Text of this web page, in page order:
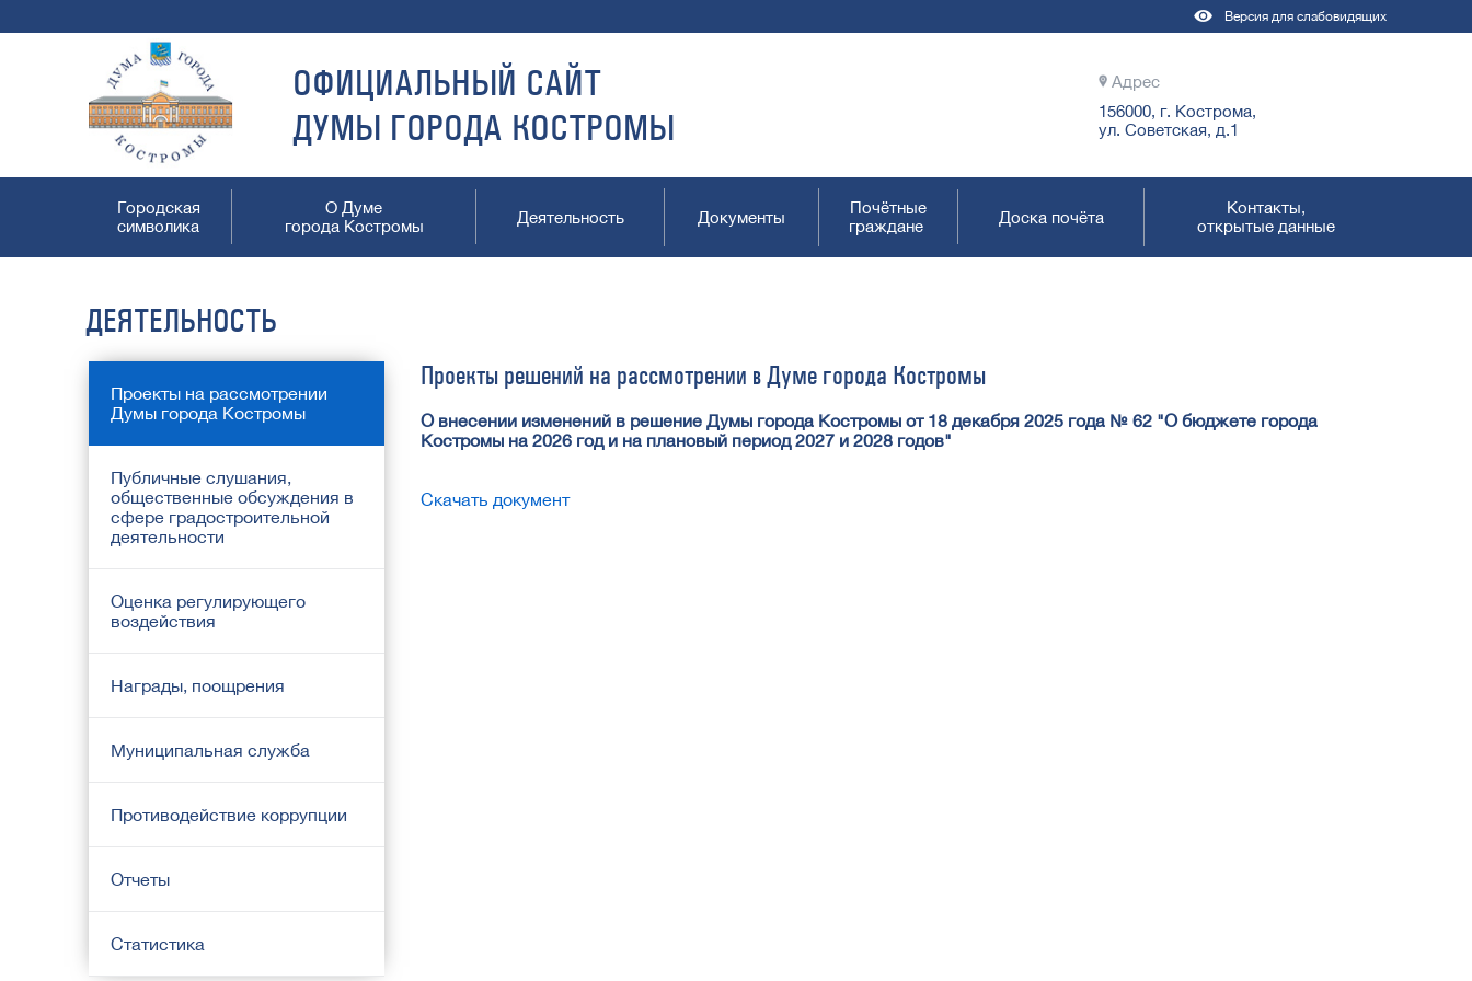
Версия для слабовидящих
ОФИЦИАЛЬНЫЙ САЙТ
ДУМЫ ГОРОДА КОСТРОМЫ
Адрес
156000, г. Кострома,
ул. Советская, д.1
Городская
символика
О Думе
города Костромы
Деятельность Документы
Почётные
граждане
Доска почёта
Контакты,
открытые данные
ДЕЯТЕЛЬНОСТЬ
Проекты на рассмотрении
Думы города Костромы
Публичные слушания,
общественные обсуждения в
сфере градостроительной
деятельности
Оценка регулирующего
воздействия
Награды, поощрения
Муниципальная служба
Противодействие коррупции
Отчеты
Статистика
Проекты решений на рассмотрении в Думе города Костромы
О внесении изменений в решение Думы города Костромы от 18 декабря 2025 года № 62 "О бюджете города
Костромы на 2026 год и на плановый период 2027 и 2028 годов"
Скачать документ